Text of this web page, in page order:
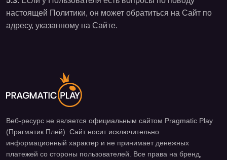
настоящей Политики, он может обратиться на Сайт по
адресу, указанному на Сайте.
Веб-ресурс не является официальным сайтом Pragmatic Play
(Прагматик Плей). Сайт носит исключительно
информационный характер и не принимает денежных
платежей со стороны пользователей. Все права на бренд,